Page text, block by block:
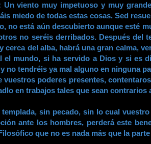
viento muy impetuoso y muy
miedo de todas estas cosas. Sed
no está aún descubierto aunque esté
no seréis derribados. Después
del alba, habrá una gran calma,
mundo, si ha servido a Dios y si
tendréis ya mal alguno en ninguna
poderes presentes,
en trabajos tales que sean contrarios
sin pecado, sin lo cual
ante los hombres, perderá este
que no es nada más que la